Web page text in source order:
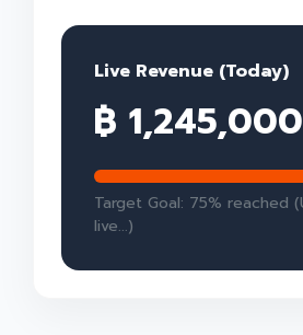
Live Revenue (Today)
฿ 1,245,000
Target Goal: 75% reached
live...)